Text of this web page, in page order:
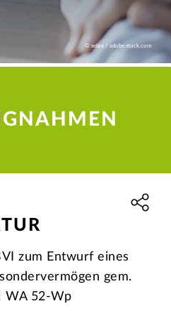
© sebra / adobe.stock.com
zum Entwurf eines
gem.
WA 52-Wp